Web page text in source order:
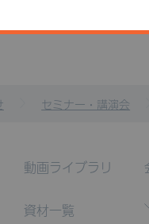
セミナー・講演会
動画ライブラリ
資材一覧